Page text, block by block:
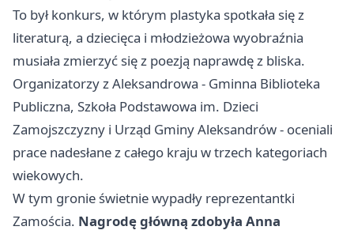
To był konkurs, w którym plastyka spotkała się z
literaturą, a dziecięca i młodzieżowa wyobraźnia
musiała zmierzyć się z poezją naprawdę z bliska.
Organizatorzy z Aleksandrowa - Gminna Biblioteka
Publiczna, Szkoła Podstawowa im. Dzieci
Zamojszczyzny i Urząd Gminy Aleksandrów - oceniali
prace nadesłane z całego kraju w trzech kategoriach
wiekowych.
W tym gronie świetnie wypadły reprezentantki
Zamościa. Nagrodę główną zdobyła Anna